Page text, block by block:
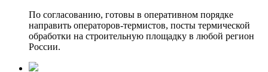
По согласованию, готовы в оперативном порядке
направить операторов-термистов, посты термической
обработки на строительную площадку в любой регион
России.